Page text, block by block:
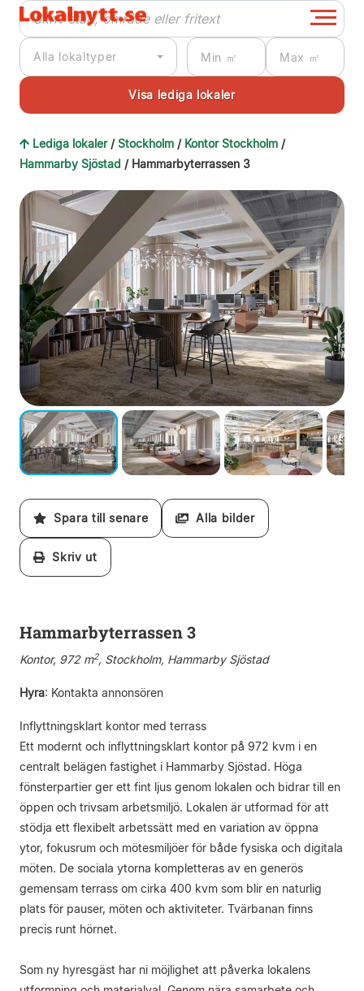
Alla lokaltyper
Lediga lokaler / Stockholm / Kontor Stockholm /
Hammarby Sjöstad / Hammarbyterrassen 3
Spara till senare Alla bilder
Skriv ut
Hammarbyterrassen 3
Kontor, 972 m2, Stockholm, Hammarby Sjöstad
Hyra: Kontakta annonsören
Inflyttningsklart kontor med terrass
Ett modernt och inflyttningsklart kontor på 972 kvm i en
centralt belägen fastighet i Hammarby Sjöstad. Höga
fönsterpartier ger ett fint ljus genom lokalen och bidrar till en
öppen och trivsam arbetsmiljö. Lokalen är utformad för att
stödja ett flexibelt arbetssätt med en variation av öppna
ytor, fokusrum och mötesmiljöer för både fysiska och digitala
möten. De sociala ytorna kompletteras av en generös
gemensam terrass om cirka 400 kvm som blir en naturlig
plats för pauser, möten och aktiviteter. Tvärbanan finns
precis runt hörnet.
Som ny hyresgäst har ni möjlighet att påverka lokalens